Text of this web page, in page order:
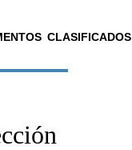
CLASIFICADOS